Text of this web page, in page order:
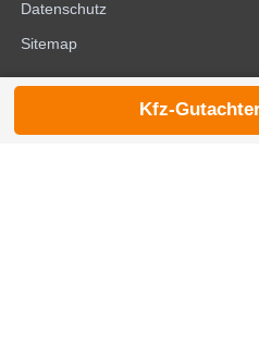
Datenschutz
Sitemap
Kfz-